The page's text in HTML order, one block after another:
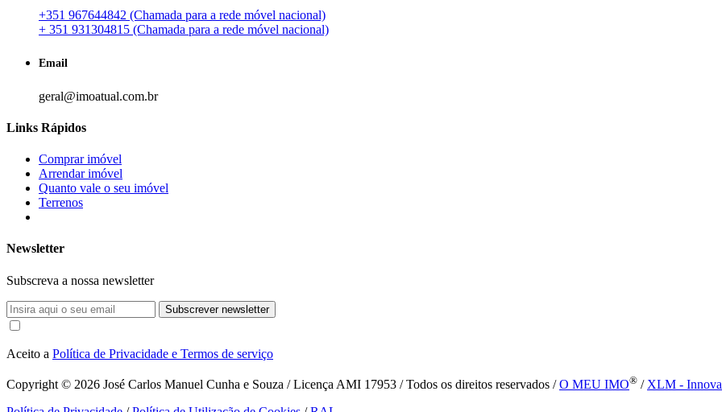
+351 967644842 (Chamada para a rede móvel nacional)
+ 351 931304815 (Chamada para a rede móvel nacional)
Email
geral@imoatual.com.br
Links Rápidos
Comprar imóvel
Arrendar imóvel
Quanto vale o seu imóvel
Terrenos
Newsletter
Subscreva a nossa newsletter
Subscrever newsletter
Aceito a Política de Privacidade e Termos de serviço
Copyright © 2026 José Carlos Manuel Cunha e Souza / Licença AMI 17953 / Todos os direitos reservados /O MEU IMO® / XLM -